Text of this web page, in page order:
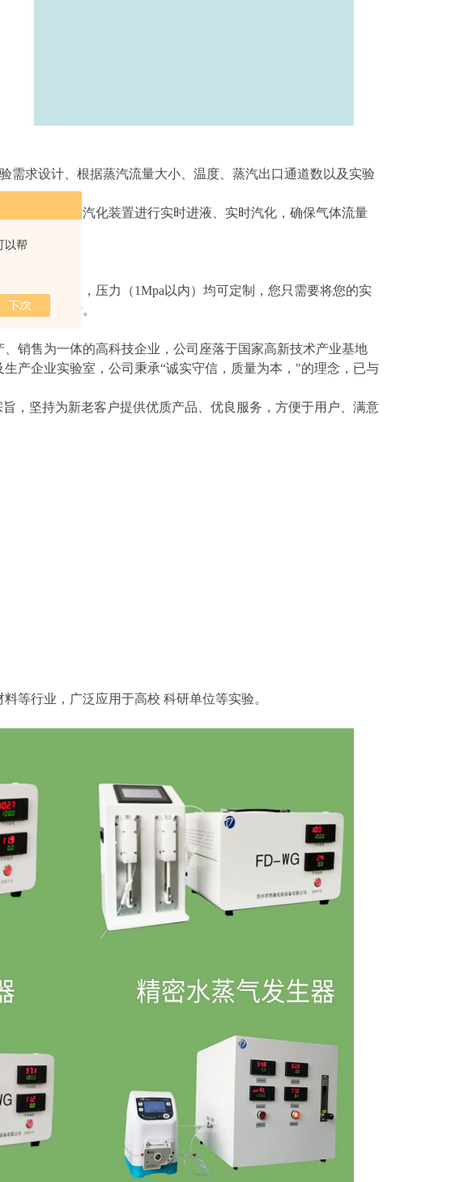
以帮
需求设计、根据蒸汽流量大小、温度、蒸汽出口通道数以及实验
，采用我司汽化装置进行实时进液、实时汽化，确保气体流量
过热蒸汽），压力（1Mpa以内）均可定制，您只需要将您的实
汽均可设计。
销售为一体的高科技企业，公司座落于国家高新技术产业基地
产企业实验室，公司秉承“诚实守信，质量为本，"的理念，已与
，坚持为新老客户提供优质产品、优良服务，方便于用户、满意
等行业，广泛应用于高校 科研单位等实验。